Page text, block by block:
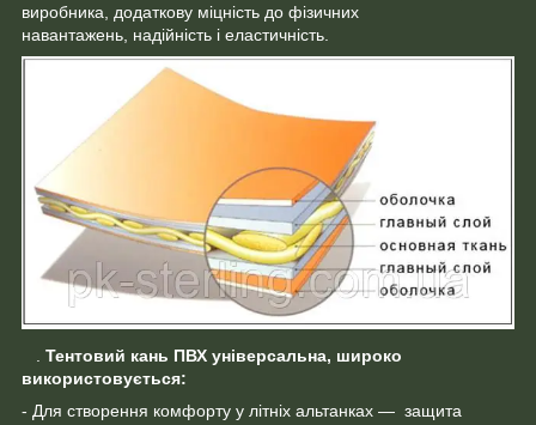
виробника, додаткову міцність до фізичних
навантажень, надійність і еластичність.
. Тентовий кань ПВХ універсальна, широко
використовується:
- Для створення комфорту у літніх альтанках — защита